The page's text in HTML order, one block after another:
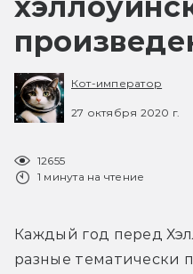
Кот-император
27 октября 2020 г.
12655
1 минута на чтение
Каждый год перед
разные тематически